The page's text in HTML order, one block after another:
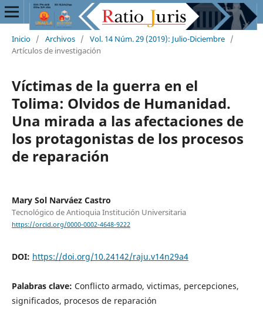
Inicio / Archivos / Vol. 14 Núm. 29 (2019): Julio-Diciembre /
Artículos de investigación
Víctimas de la guerra en el
Tolima: Olvidos de Humanidad.
Una mirada a las afectaciones de
los protagonistas de los procesos
de reparación
Mary Sol Narváez Castro
Tecnológico de Antioquia Institución Universitaria
https://orcid.org/0000-0002-4648-9222
DOI: https://doi.org/10.24142/raju.v14n29a4
Palabras clave: Conflicto armado, victimas, percepciones,
significados, procesos de reparación